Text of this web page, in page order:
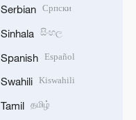
Serbian Српски
Sinhala සිංහල
Spanish Español
Swahili Kiswahili
Tamil தமிழ்